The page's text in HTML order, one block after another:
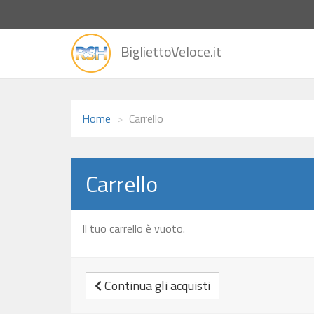
alla
BigliettoVeloce.it
Home Carrello
Carrello
Il tuo carrello è vuoto.
Continua gli acquisti